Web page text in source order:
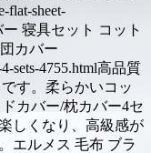
flat-sheet-
寝具セット コット
カバー
4-sets-4755.html高品質
す。柔らかいコッ
カバー/枕カバー4セ
しくなり、高級感が
エルメス 毛布 ブラ